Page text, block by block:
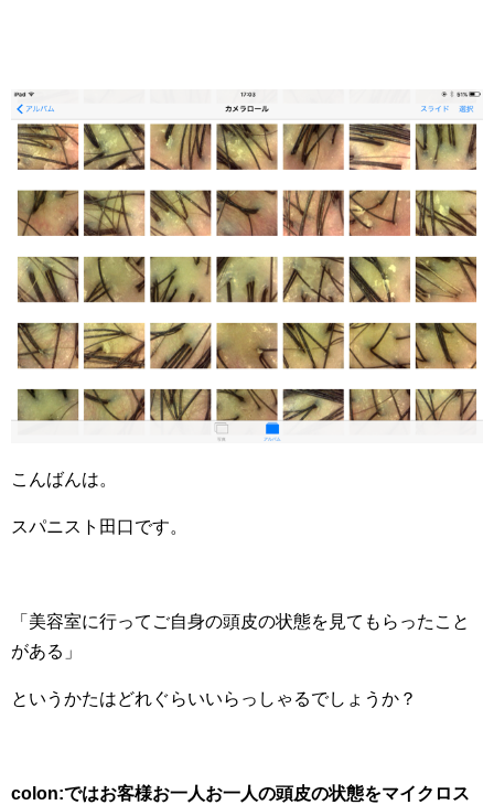
こんばんは。
スパニスト田口です。
「美容室に行ってご自身の頭皮の状態を見てもらったこと
がある」
というかたはどれぐらいいらっしゃるでしょうか？
colon:ではお客様お一人お一人の頭皮の状態をマイクロス